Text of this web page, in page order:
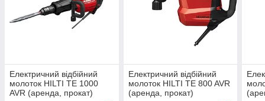
Електричний відбійний
молоток HILTI TE 1000
AVR (аренда, прокат)
Електричний відбійний
молоток HILTI TE 800 AVR
(аренда, прокат)